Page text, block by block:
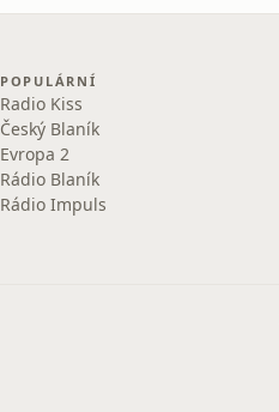
POPULÁRNÍ
Radio Kiss
Český Blaník
Evropa 2
Rádio Blaník
Rádio Impuls